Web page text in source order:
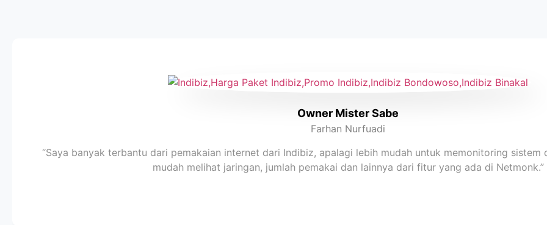
Owner Mister Sabe
Farhan Nurfuadi
“Saya banyak terbantu dari pemakaian internet dari Indibiz, apalagi lebih mudah untuk memonitoring sistem
mudah melihat jaringan, jumlah pemakai dan lainnya dari fitur yang ada di Netmonk.”